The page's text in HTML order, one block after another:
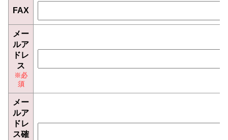
FAX
メー
ルア
ドレ
ス
メー
ルア
ドレ
ス確